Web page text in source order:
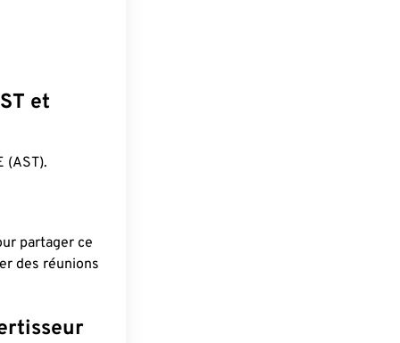
et
(AST).
partager ce
des réunions